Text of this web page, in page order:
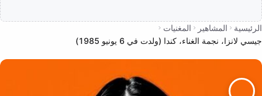
الرئيسية المشاهير
المغنيات
جيسي لانزا، نجمة الغناء، كندا (ولدت في 6 يونيو 1985)